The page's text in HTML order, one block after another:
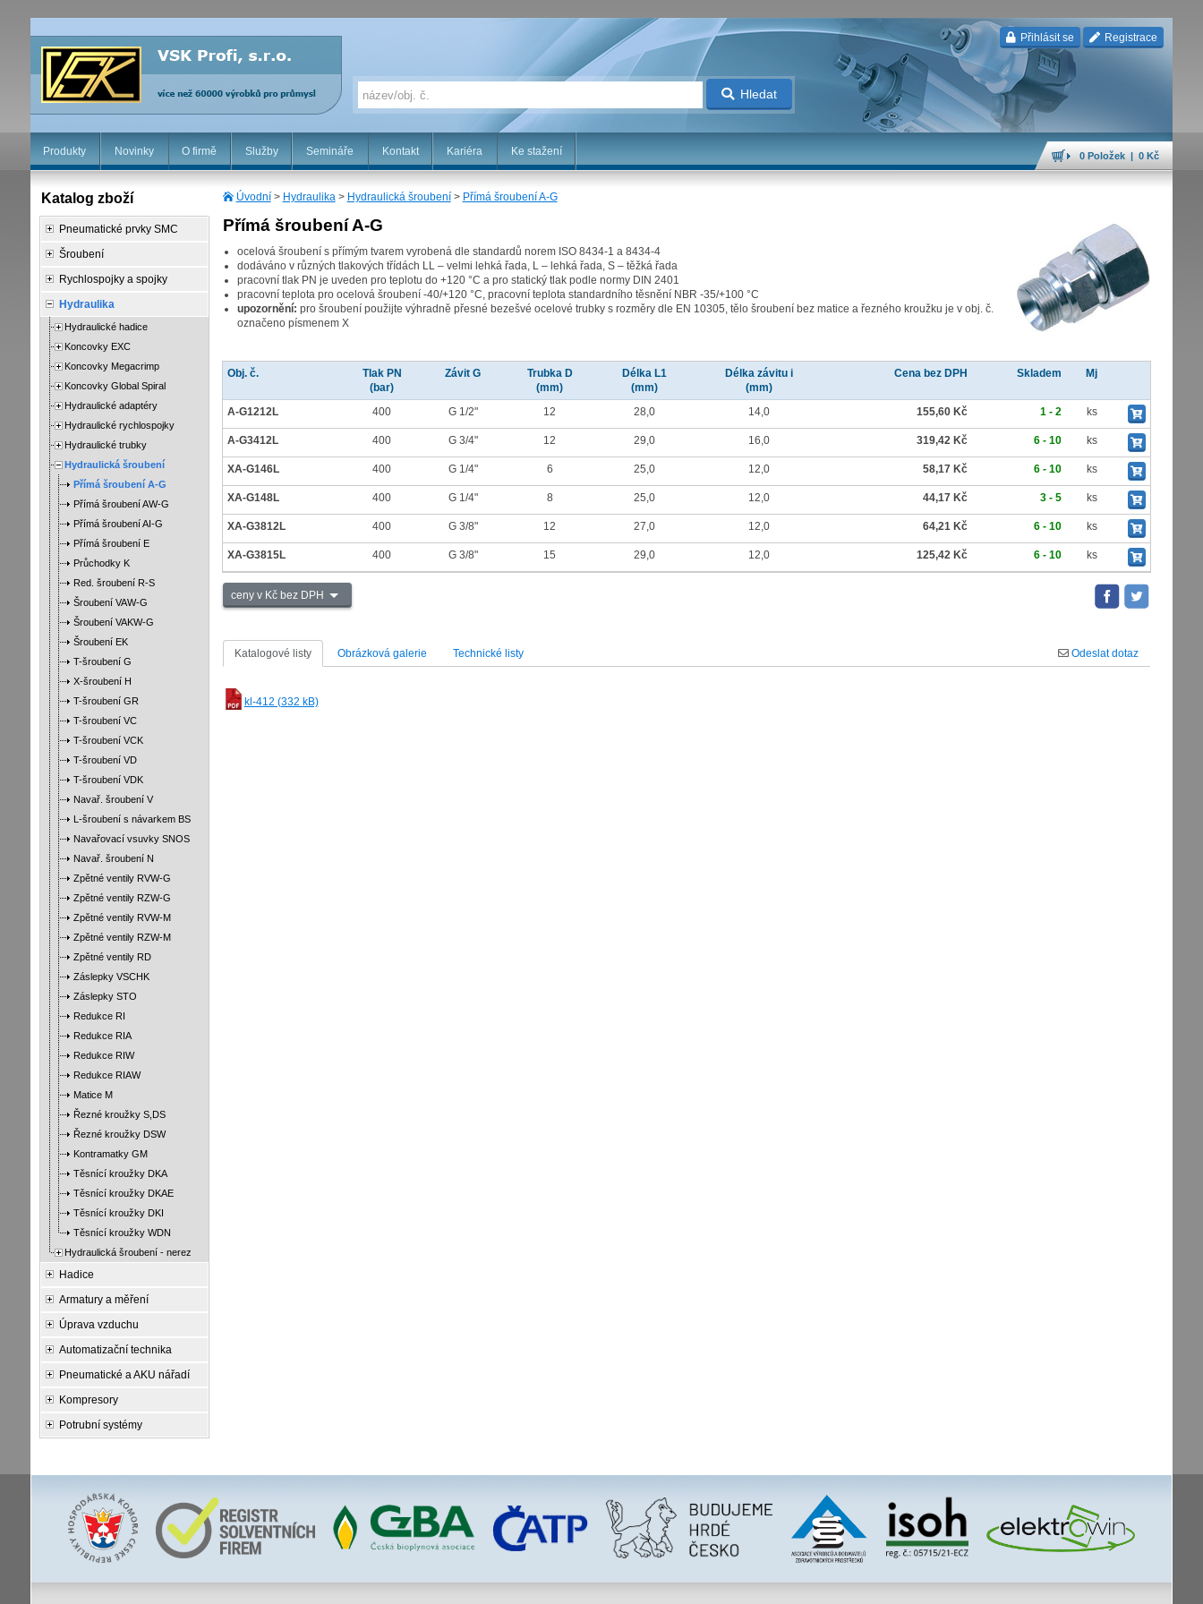
Přihlásit se Registrace
Hledat
Produkty Novinky O firmě Služby Semináře Kontakt Kariéra Ke stažení 0 Položek | 0 Kč
Úvodní> Hydraulika> Hydraulická šroubení> Přímá šroubení A-G
Přímá šroubení A-G
ocelová šroubení s přímým tvarem vyrobená dle standardů norem ISO 8434-1 a 8434-4
dodáváno v různých tlakových třídách LL – velmi lehká řada, L – lehká řada, S – těžká řada
pracovní tlak PN je uveden pro teplotu do +120 °C a pro statický tlak podle normy DIN 2401
pracovní teplota pro ocelová šroubení -40/+120 °C, pracovní teplota standardního těsnění NBR -35/+100 °C
upozornění: pro šroubení použijte výhradně přesné bezešvé ocelové trubky s rozměry dle EN 10305, tělo šroubení bez matice a řezného kroužku je v obj. č.
označeno písmenem X
Obj. č.
Tlak PN
(bar)
Závit G
Trubka D
(mm)
Délka L1
(mm)
Délka závitu i
(mm)
Cena bez DPH Skladem Mj
A-G1212L 400 G 1/2" 12 28,0 14,0 155,60 Kč 1 - 2 ks
A-G3412L 400 G 3/4" 12 29,0 16,0 319,42 Kč 6 - 10 ks
XA-G146L 400 G 1/4" 6 25,0 12,0 58,17 Kč 6 - 10 ks
XA-G148L 400 G 1/4" 8 25,0 12,0 44,17 Kč 3 - 5 ks
XA-G3812L 400 G 3/8" 12 27,0 12,0 64,21 Kč 6 - 10 ks
XA-G3815L 400 G 3/8" 15 29,0 12,0 125,42 Kč 6 - 10 ks
ceny v Kč bez DPH
Katalogové listy Obrázková galerie Technické listy Odeslat dotaz
kl-412 (332 kB)
Katalog zboží
Pneumatické prvky SMC
Šroubení
Rychlospojky a spojky
Hydraulika
Hydraulické hadice
Koncovky EXC
Koncovky Megacrimp
Koncovky Global Spiral
Hydraulické adaptéry
Hydraulické rychlospojky
Hydraulické trubky
Hydraulická šroubení
Přímá šroubení A-G
Přímá šroubení AW-G
Přímá šroubení AI-G
Přímá šroubení E
Průchodky K
Red. šroubení R-S
Šroubení VAW-G
Šroubení VAKW-G
Šroubení EK
T-šroubení G
X-šroubení H
T-šroubení GR
T-šroubení VC
T-šroubení VCK
T-šroubení VD
T-šroubení VDK
Navař. šroubení V
L-šroubení s návarkem BS
Navařovací vsuvky SNOS
Navař. šroubení N
Zpětné ventily RVW-G
Zpětné ventily RZW-G
Zpětné ventily RVW-M
Zpětné ventily RZW-M
Zpětné ventily RD
Záslepky VSCHK
Záslepky STO
Redukce RI
Redukce RIA
Redukce RIW
Redukce RIAW
Matice M
Řezné kroužky S,DS
Řezné kroužky DSW
Kontramatky GM
Těsnící kroužky DKA
Těsnící kroužky DKAE
Těsnící kroužky DKI
Těsnící kroužky WDN
Hydraulická šroubení - nerez
Hadice
Armatury a měření
Úprava vzduchu
Automatizační technika
Pneumatické a AKU nářadí
Kompresory
Potrubní systémy